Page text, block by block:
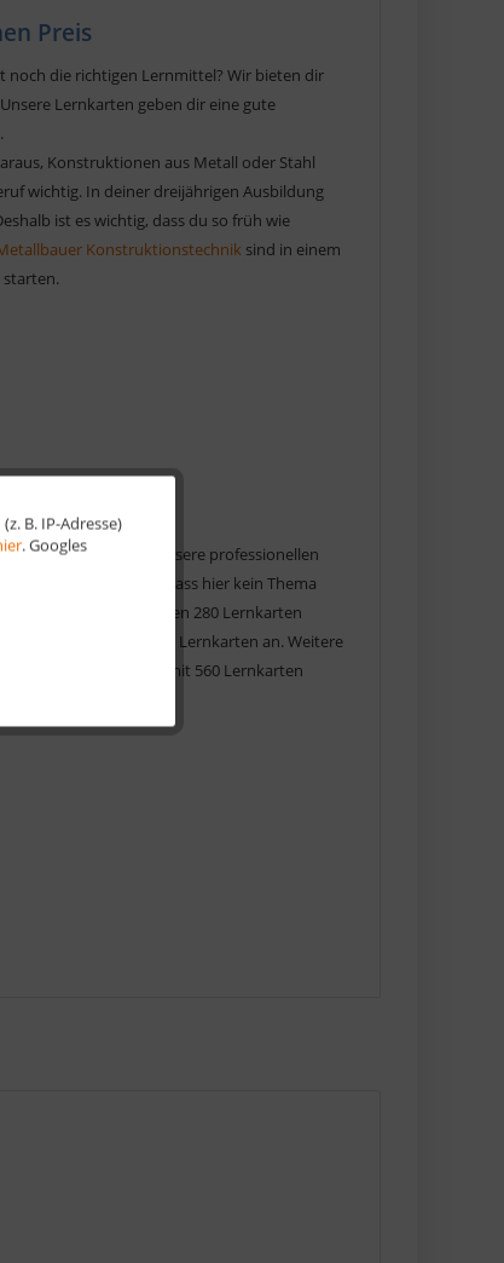
Preis
die richtigen Lernmittel? Wir bieten dir
Lernkarten geben dir eine gute
Konstruktionen aus Metall oder Stahl
wichtig. In deiner dreijährigen Ausbildung
ist es wichtig, dass du so früh wie
Konstruktionstechnik sind in einem
Prüfung. Unsere professionellen
du dir sicher sein, dass hier kein Thema
deinen Kopf. Dir reichen 280 Lernkarten
unsere WISO Lernkarten an. Weitere
kannst du dann mit 560 Lernkarten
B. IP-Adresse)
. Googles